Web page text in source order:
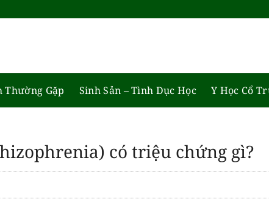
Thường Gặp Sinh Sản – Tình Dục Học Y Học Cổ
có triệu chứng gì?